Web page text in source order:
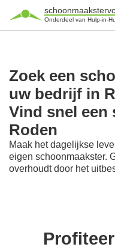
Onderdeel van Hulp-in-
Zoek een
uw bedrijf in
Vind snel een
Roden
Maak het dagelijkse
eigen schoonmaakster.
overhoudt door het